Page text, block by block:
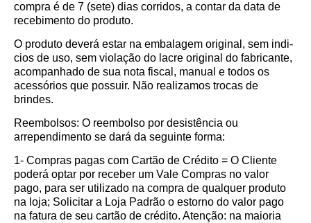
compra é de 7 (sete) dias corridos, a contar da data de
recebimento do produto.
O produto deverá estar na embalagem original, sem indi­
cios de uso, sem violação do lacre original do fabricante,
acompanhado de sua nota fiscal, manual e todos os
acessórios que possuir. Não realizamos trocas de
brindes.
Reembolsos: O reembolso por desistência ou
arrependimento se dará da seguinte forma:
1- Compras pagas com Cartão de Crédito = O Cliente
poderá optar por receber um Vale Compras no valor
pago, para ser utilizado na compra de qualquer produto
na loja; Solicitar a Loja Padrão o estorno do valor pago
na fatura de seu cartão de crédito. Atenção: na maioria